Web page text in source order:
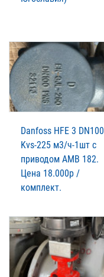
Danfoss HFE 3 DN100
Kvs-225 м3/ч-1шт с
приводом АМВ 182.
Цена 18.000р /
комплект.